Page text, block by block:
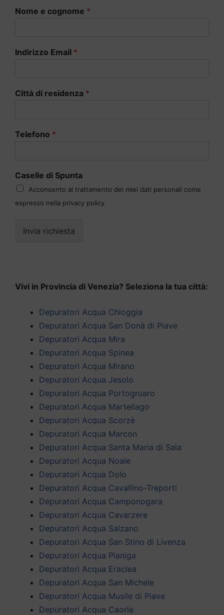
Nome e cognome *
Indirizzo Email *
Città di residenza *
Telefono *
Caselle di Spunta
Acconsento al trattamento dei miei dati personali come
espresso nella privacy policy
Invia richiesta
Vivi in Provincia di Venezia? Seleziona la tua città:
Depuratori Acqua Chioggia
Depuratori Acqua San Donà di Piave
Depuratori Acqua Mira
Depuratori Acqua Spinea
Depuratori Acqua Mirano
Depuratori Acqua Jesolo
Depuratori Acqua Portogruaro
Depuratori Acqua Martellago
Depuratori Acqua Scorzè
Depuratori Acqua Marcon
Depuratori Acqua Santa Maria di Sala
Depuratori Acqua Noale
Depuratori Acqua Dolo
Depuratori Acqua Cavallino-Treporti
Depuratori Acqua Camponogara
Depuratori Acqua Cavarzere
Depuratori Acqua Salzano
Depuratori Acqua San Stino di Livenza
Depuratori Acqua Pianiga
Depuratori Acqua Eraclea
Depuratori Acqua San Michele
Depuratori Acqua Musile di Piave
Depuratori Acqua Caorle